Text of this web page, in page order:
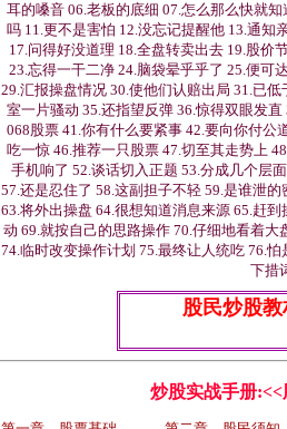
耳的嗓音 06.老板的底细 07.怎么那么快就
吗 11.更不是害怕 12.没忘记提醒他 13.通知
17.问得好没道理 18.全盘转卖出去 19.股价
23.忘得一干二净 24.脑袋晕乎乎了 25.便可
29.汇报操盘情况 30.使他们认赔出局 31.已
室一片骚动 35.还指望反弹 36.惊得双眼发
068股票 41.你有什么要紧事 42.要向你付公
吃一惊 46.推荐一只股票 47.切至其走势上
手机响了 52.谈话切入正题 53.分成几个层
57.还是忍住了 58.这副担子不轻 59.是谁泄
63.将外出操盘 64.很想知道消息来源 65.赶
动 69.就按自己的思路操作 70.仔细地看着
74.临时改变操作计划 75.最终让人统吃 76.
下措
股民炒股
炒股实战手册